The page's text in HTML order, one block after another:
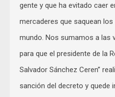
gente y que ha evitado caer
mercaderes que saquean
mundo. Nos sumamos a las
para que el presidente de la
Salvador Sánchez Ceren”
sanción del decreto y quede